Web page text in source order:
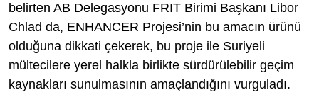
belirten AB Delegasyonu FRIT Birimi Başkanı Libor
Chlad da, ENHANCER Projesi’nin bu amacın ürünü
olduğuna dikkati çekerek, bu proje ile Suriyeli
mültecilere yerel halkla birlikte sürdürülebilir geçim
kaynakları sunulmasının amaçlandığını vurguladı.